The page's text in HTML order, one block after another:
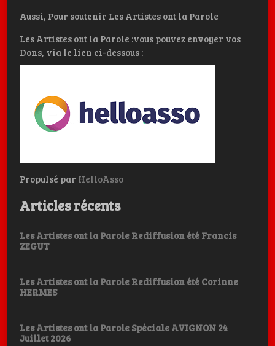
Aussi, Pour soutenir Les Artistes ont la Parole
Les Artistes ont la Parole :vous pouvez envoyer vos
Dons, via le lien ci-dessous :
Propulsé par HelloAsso
Articles récents
Les Artistes ont la Parole Rediffusion été Francis
ZEGUT
Les Artistes ont la Parole Rediffusion été Corinne
HERMES
Les Artistes ont la Parole Spéciale AVIGNON 24
Juillet 2026